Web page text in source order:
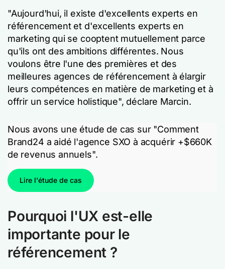
"Aujourd'hui, il existe d'excellents experts en
référencement et d'excellents experts en
marketing qui se cooptent mutuellement parce
qu'ils ont des ambitions différentes. Nous
voulons être l'une des premières et des
meilleures agences de référencement à élargir
leurs compétences en matière de marketing et à
offrir un service holistique", déclare Marcin.
Nous avons une étude de cas sur "Comment
Brand24 a aidé l'agence SXO à acquérir +$660K
de revenus annuels".
Lire l'étude de cas
Pourquoi l'UX est-elle
importante pour le
référencement ?